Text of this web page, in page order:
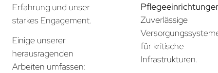
Erfahrung und unser
starkes Engagement.
Einige unserer
herausragenden
Arbeiten umfassen:
Zuverlässige
für kritische
Infrastrukturen.